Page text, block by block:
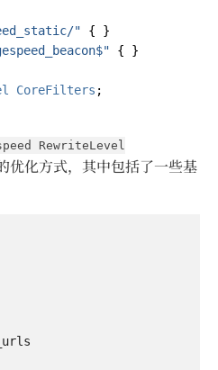
" {
}
{ }
CoreFilters ;
RewriteLevel
优化方式，其中包括了一些基